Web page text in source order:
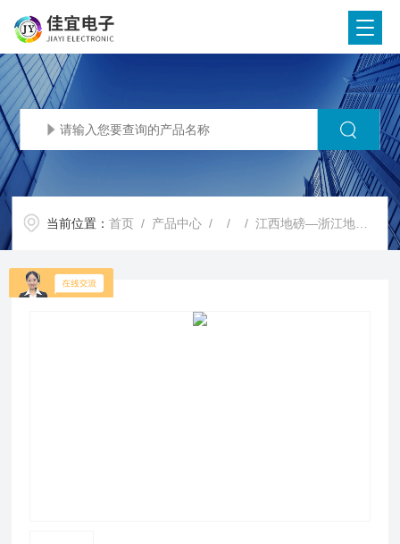
当前位置：首页 / 产品中心 / / / 江西地磅—浙江地磅—湖北地磅【佳宜电子】